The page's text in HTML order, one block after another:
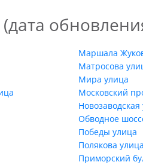
Маршала
Матросова
Мира улица
Московский
Новозаводская
Обводное
Победы улица
Полякова улица
Приморский